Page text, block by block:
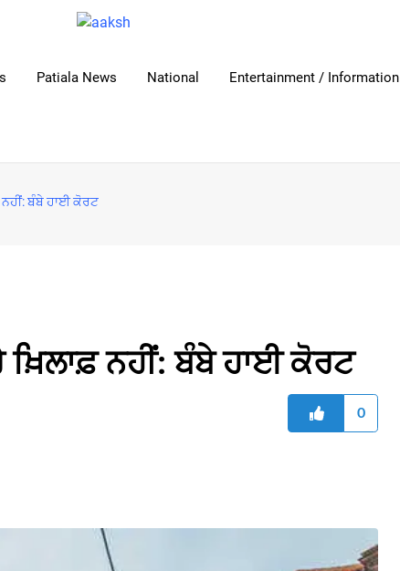
Patiala News National Entertainment / Information
ਨਹੀਂ: ਬੰਬੇ ਹਾਈ ਕੋਰਟ
ਖ਼ਿਲਾਫ਼ ਨਹੀਂ: ਬੰਬੇ ਹਾਈ ਕੋਰਟ
0